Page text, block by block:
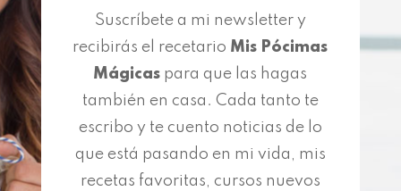
Suscríbete a mi newsletter y
recibirás el recetario Mis Pócimas
Mágicas para que las hagas
también en casa. Cada tanto te
escribo y te cuento noticias de lo
que está pasando en mi vida, mis
recetas favoritas, cursos nuevos